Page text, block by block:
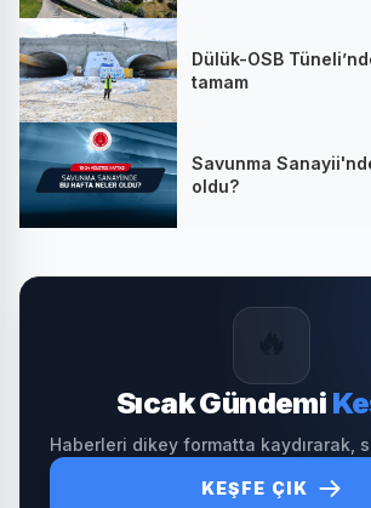
Dülük-OSB
tamam
Savunma
oldu?
Sıcak Gündemi
Haberleri dikey formatta kaydırarak,
KEŞFE ÇIK